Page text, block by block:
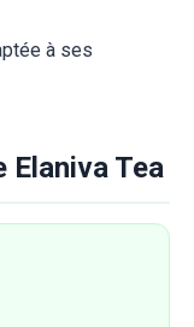
à ses
Tea